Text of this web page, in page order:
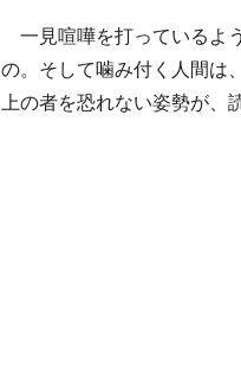
一見喧嘩を打っているよ
の。そして噛み付く人間は
上の者を恐れない姿勢が、